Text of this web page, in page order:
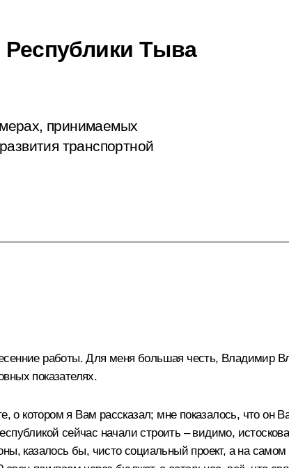
Республики Тыва
принимаемых
транспортной
работы. Для меня большая честь, Владимир
показателях.
о котором я Вам рассказал; мне показалось, что он
сейчас начали строить – видимо,
казалось бы, чисто социальный проект, а на